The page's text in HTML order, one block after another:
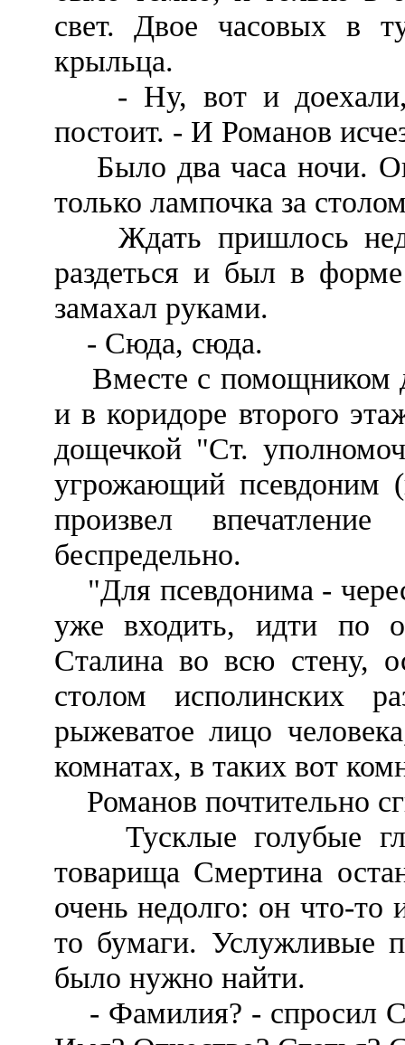
свет. Двое часовых в
крыльца.
- Ну, вот и доехали,
постоит. - И Романов
Было два часа ночи.
только лампочка за
Ждать пришлось
раздеться и был в
замахал руками.
- Сюда, сюда.
Вместе с помощником
и в коридоре второго
дощечкой "Ст.
угрожающий псевдоним
произвел
беспредельно.
"Для псевдонима -
уже входить, идти по
Сталина во всю стену,
столом исполинских
рыжеватое лицо
комнатах, в таких вот
Романов почтительно
Тусклые голубые
товарища Смертина
очень недолго: он что-то
то бумаги. Услужливые
было нужно найти.
- Фамилия? - спросил